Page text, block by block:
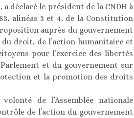
a déclaré le président de la CNDH à
alinéas 3 et 4, de la Constitution
auprès du gouvernement
droit, de l’action humanitaire et
pour l’exercice des libertés
et du gouvernement sur
et la promotion des droits
de l’Assemblée nationale
de l’action du gouvernement